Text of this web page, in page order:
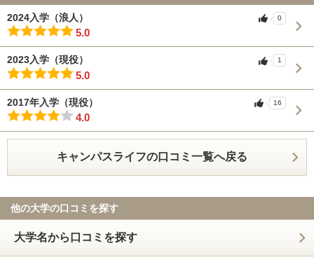
2024入学（浪人）
5.0
0
2023入学（現役）
5.0
1
2017年入学（現役）
4.0
16
キャンパスライフの口コミ一覧へ戻る
他の大学の口コミを探す
大学名から口コミを探す